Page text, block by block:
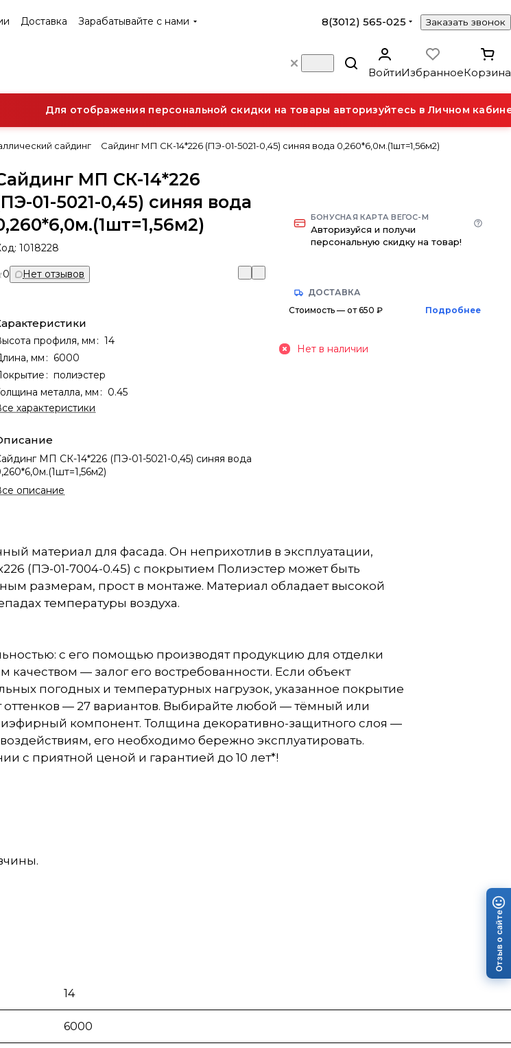
Доставка Зарабатывайте с нами 8(3012) 565-025 Заказать звонок
ВойтиИзбранноеКорзина
Для отображения персональной скидки на товары авторизуйтесь в Личном
сайдинг Сайдинг МП СК-14*226 (ПЭ-01-5021-0,45) синяя вода 0,260*6,0м.(1шт=1,56м2)
МП СК-14*226
01-5021-0,45) синяя вода
1018228
0 Нет отзывов
профиля, мм : 14
мм : 6000
: полиэстер
металла, мм : 0.45
характеристики
МП СК-14*226 (ПЭ-01-5021-0,45) синяя вода
описание
БОНУСНАЯ КАРТА ВЕГОС-М
Авторизуйся и получи
персональную скидку на товар!
ДОСТАВКА
Стоимость — от 650 ₽
Подробнее
Нет в наличии
материал для фасада. Он неприхотлив в эксплуатации,
(ПЭ-01-7004-0.45) с покрытием Полиэстер может быть
размерам, прост в монтаже. Материал обладает высокой
температуры воздуха.
с его помощью производят продукцию для отделки
— залог его востребованности. Если объект
погодных и температурных нагрузок, указанное покрытие
— 27 вариантов. Выбирайте любой — тёмный или
компонент. Толщина декоративно-защитного слоя —
его необходимо бережно эксплуатировать.
с приятной ценой и гарантией до 10 лет*!
14
6000
Отзыв о сайте